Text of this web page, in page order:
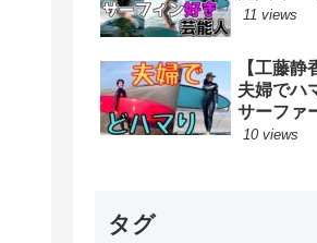
11 views
【工藤
夫婦でハ
サーファ
10 views
タグ